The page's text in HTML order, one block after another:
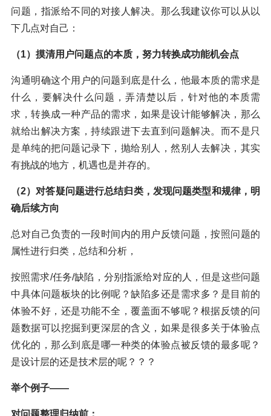
问题，指派给不同的对接人解决。那么我建议你可以从以
下几点对自己：
（1）摸清用户问题点的本质，努力转换成功能机会点
沟通明确这个用户的问题到底是什么，他最本质的需求是
什么，要解决什么问题，弄清楚以后，针对他的本质需
求，转换成一种产品的需求，如果是设计能够解决，那么
就给出解决方案，持续跟进下去直到问题解决。而不是只
是单纯的把问题记录下，抛给别人，然别人去解决，其实
有挑战的地方，机遇也是并存的。
（2）对答疑问题进行总结归类，发现问题类型和规律，明
确后续方向
总对自己负责的一段时间内的用户反馈问题，按照问题的
属性进行归类，总结和分析，
按照需求/任务/缺陷，分别指派给对应的人，但是这些问题
中具体问题板块的比例呢？缺陷多还是需求多？是目前的
体验不好，还是功能不全，覆盖面不够呢？根据反馈的问
题数据可以挖掘到更深层的含义，如果是很多关于体验点
优化的，那么到底是哪一种类的体验点被反馈的最多呢？
是设计层的还是技术层的呢？？？
举个例子——
对问题整理归纳前：